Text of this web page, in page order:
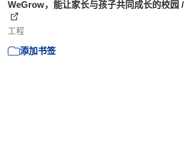
WeGrow，能让家长与孩子共同成长的校园
工程
添加书签